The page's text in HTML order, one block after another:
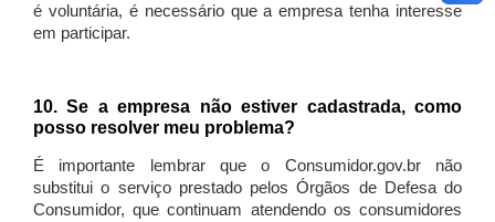
é voluntária, é necessário que a empresa tenha interesse
em participar.
10. Se a empresa não estiver cadastrada, como
posso resolver meu problema?
É importante lembrar que o Consumidor.gov.br não
substitui o serviço prestado pelos Órgãos de Defesa do
Consumidor, que continuam atendendo os consumidores